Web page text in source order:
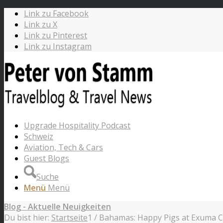
Link zu Facebook
Link zu X
Link zu Pinterest
Link zu Instagram
Upgrade Hospitality Podcast
Schweiz
Aviation, Tech & Cars
Guest Blogs
Suche
Menü Menü
Blog - Aktuelle Neuigkeiten
Du bist hier: Startseite1 / Bahamas: Happy Pigs at Exuma